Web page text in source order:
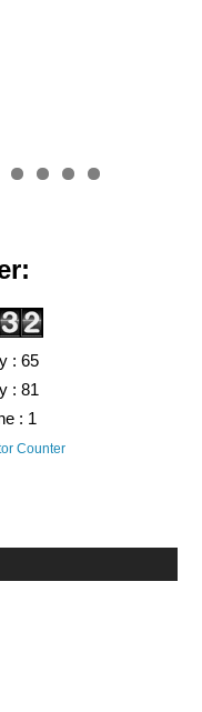
0 1 2
: 65
: 81
: 1
Counter